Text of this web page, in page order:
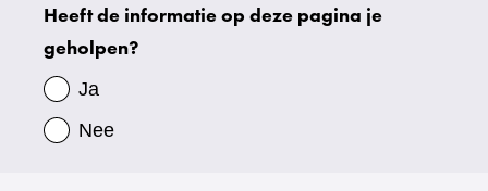
Uw
gegevens
Heeft de informatie op deze pagina je
geholpen?
Ja
Nee